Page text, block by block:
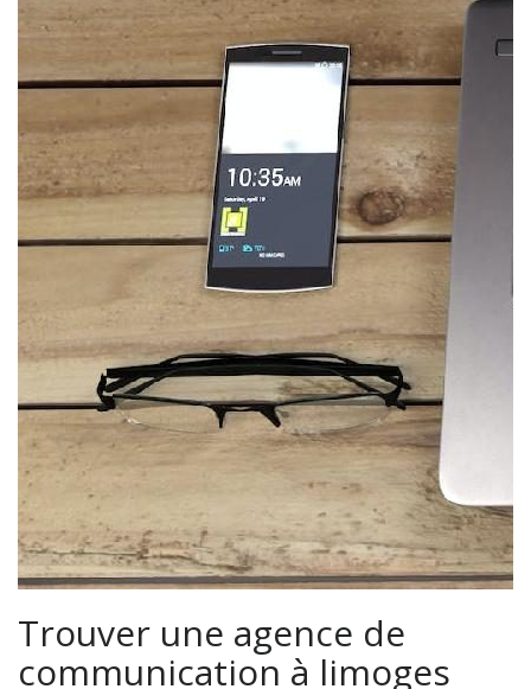
Trouver une agence de
communication à limoges